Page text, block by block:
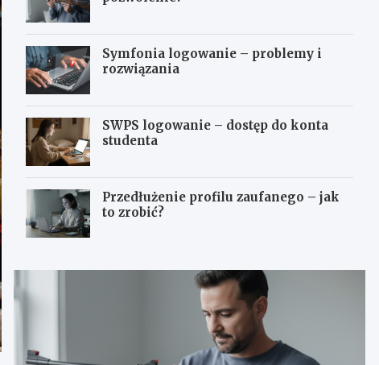
Symfonia logowanie – problemy i
rozwiązania
SWPS logowanie – dostęp do konta
studenta
Przedłużenie profilu zaufanego – jak
to zrobić?